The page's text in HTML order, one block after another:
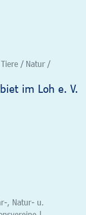
/ Natur /
im Loh e. V.
, Natur- u.